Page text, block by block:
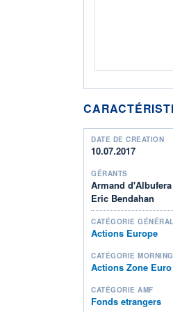
DATE DE CRÉATION
10.07.2017
GÉRANTS
Armand d'Albufera
Eric Bendahan
CATÉGORIE
Actions Europe
CATÉGORIE
Actions Zone
CATÉGORIE AMF
Fonds etrangers